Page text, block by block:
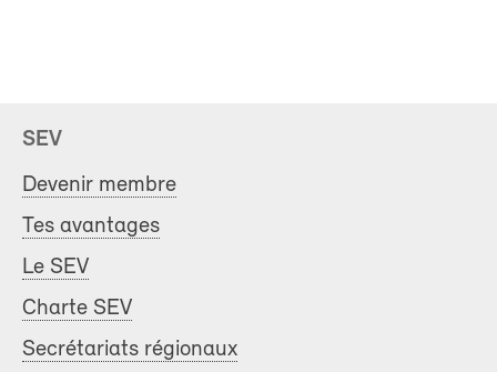
SEV
Devenir membre
Tes avantages
Le SEV
Charte SEV
Secrétariats régionaux